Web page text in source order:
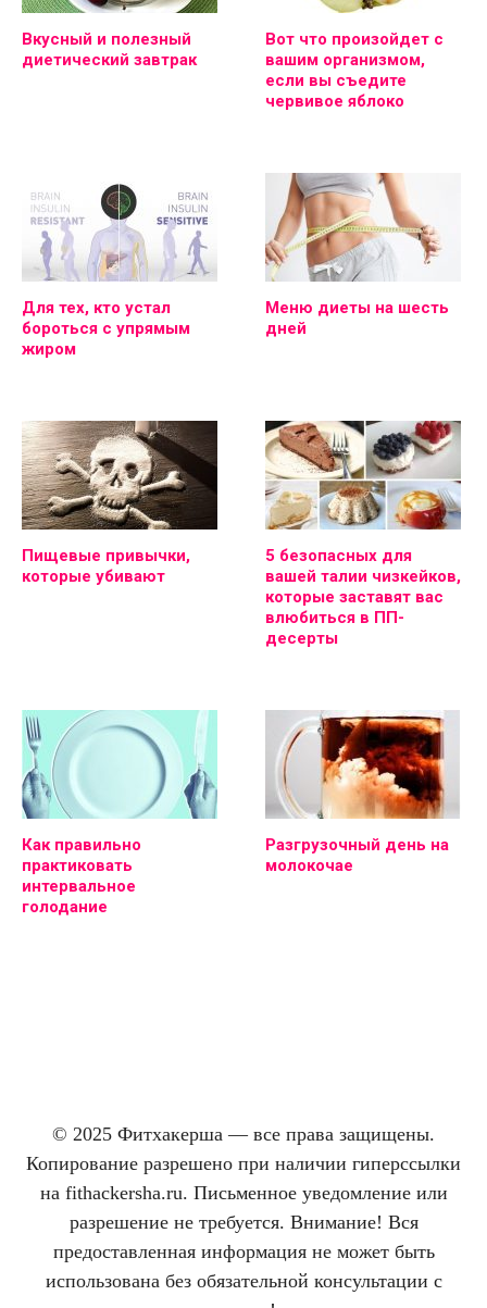
Вкусный и полезный
диетический завтрак
Вот что произойдет с
вашим организмом,
если вы съедите
червивое яблоко
Для тех, кто устал
бороться с упрямым
жиром
Меню диеты на шесть
дней
Пищевые привычки,
которые убивают
5 безопасных для
вашей талии чизкейков,
которые заставят вас
влюбиться в ПП-
десерты
Как правильно
практиковать
интервальное
голодание
Разгрузочный день на
молокочае
© 2025 Фитхакерша — все права защищены.
Копирование разрешено при наличии гиперссылки
на fithackersha.ru. Письменное уведомление или
разрешение не требуется. Внимание! Вся
предоставленная информация не может быть
использована без обязательной консультации с